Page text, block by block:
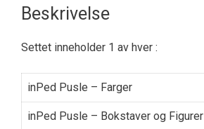
Beskrivelse
Settet inneholder 1 av hver :
inPed Pusle – Farger
inPed Pusle – Bokstaver og Figurer